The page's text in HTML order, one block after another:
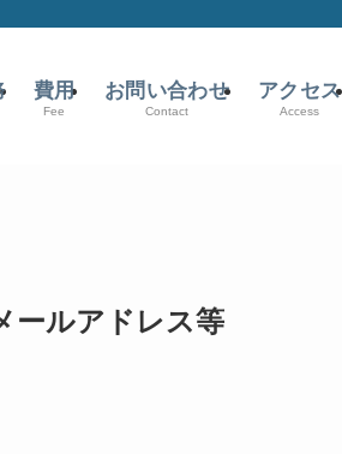
費用
Fee
お問い合わせ
Contact
アクセス
Access
ールアドレス等